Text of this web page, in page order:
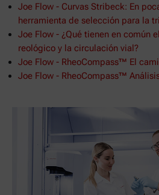
Joe Flow - Curvas Stribeck: En
herramienta de selección para la
Joe Flow - ¿Qué tienen en común
reológico y la circulación vial?
Joe Flow - RheoCompass™ El
Joe Flow - RheoCompass™